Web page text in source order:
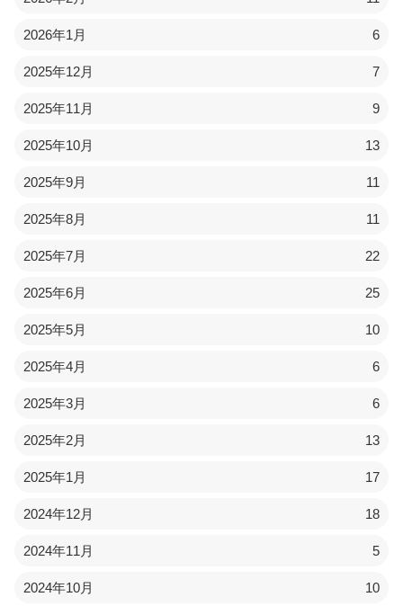
2026年1月 6
2025年12月 7
2025年11月 9
2025年10月 13
2025年9月 11
2025年8月 11
2025年7月 22
2025年6月 25
2025年5月 10
2025年4月 6
2025年3月 6
2025年2月 13
2025年1月 17
2024年12月 18
2024年11月 5
2024年10月 10